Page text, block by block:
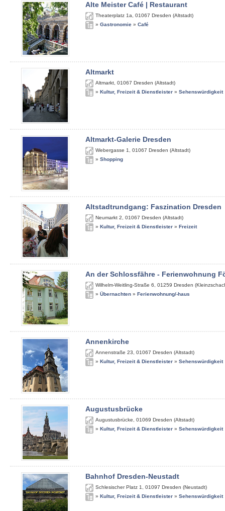
Alte Meister Café | Restaurant
Theaterplatz 1a 01067 Dresden (Altstadt)
» Gastronomie » Café
Altmarkt
Altmarkt 01067 Dresden (Altstadt)
» Kultur, Freizeit & Dienstleister » Sehenswürdigkeit
Altmarkt-Galerie Dresden
Webergasse 1 01067 Dresden (Altstadt)
» Shopping
Altstadtrundgang: Faszination Dresden
Neumarkt 2 01067 Dresden (Altstadt)
» Kultur, Freizeit & Dienstleister » Freizeit
An der Schlossfähre - Ferienwohnung
Wilhelm-Weitling-Straße 6 01259 Dresden
» Übernachten » Ferienwohnung/-haus
Annenkirche
Annenstraße 23 01067 Dresden (Altstadt)
» Kultur, Freizeit & Dienstleister » Sehenswürdigkeit
Augustusbrücke
Augustusbrücke 01069 Dresden (Altstadt)
» Kultur, Freizeit & Dienstleister » Sehenswürdigkeit
Bahnhof Dresden-Neustadt
Schlesischer Platz 1 01097 Dresden (Neustadt)
» Kultur, Freizeit & Dienstleister » Sehenswürdigkeit